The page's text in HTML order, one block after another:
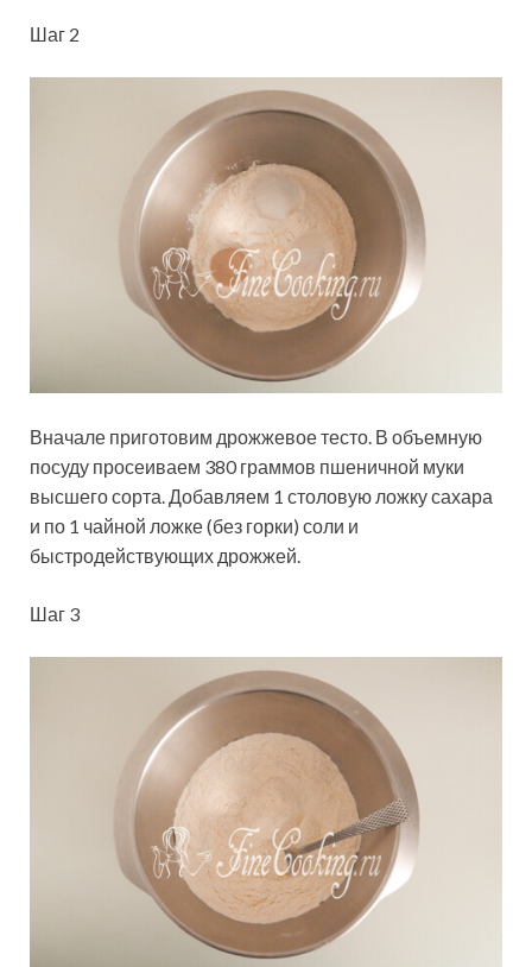
Шаг 2
Вначале приготовим дрожжевое тесто. В объемную
посуду просеиваем 380 граммов пшеничной муки
высшего сорта. Добавляем 1 столовую ложку сахара
и по 1 чайной ложке (без горки) соли и
быстродействующих дрожжей.
Шаг 3